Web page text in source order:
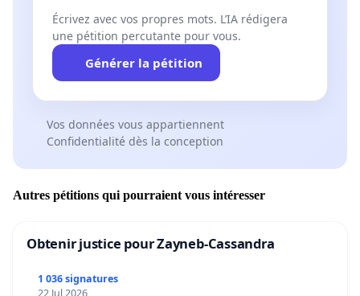
Écrivez avec vos propres mots. L’IA rédigera
une pétition percutante pour vous.
Générer la pétition
Vos données vous appartiennent
Confidentialité dès la conception
Autres pétitions qui pourraient vous intéresser
Obtenir justice pour Zayneb-Cassandra
1 036 signatures
22 Jul 2026